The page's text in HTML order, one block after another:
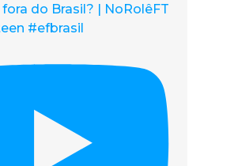
do Brasil? | NoRolêFT
#efbrasil